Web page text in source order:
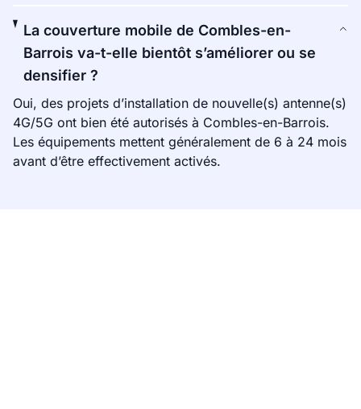
La couverture mobile de Combles-en-
Barrois va-t-elle bientôt s’améliorer ou se
densifier ?
Oui, des projets d’installation de nouvelle(s) antenne(s)
4G/5G ont bien été autorisés à Combles-en-Barrois.
Les équipements mettent généralement de 6 à 24 mois
avant d’être effectivement activés.